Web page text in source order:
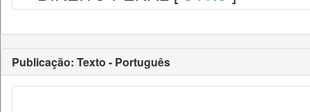
Publicação: Texto - Português